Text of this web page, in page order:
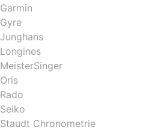
Garmin
Gyre
Junghans
Longines
MeisterSinger
Oris
Rado
Seiko
Staudt Chronometrie